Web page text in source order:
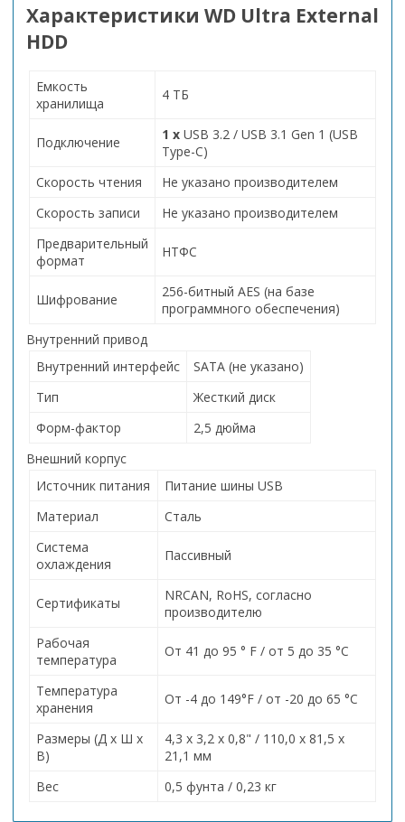
Характеристики WD Ultra External
HDD
Емкость
хранилища
4 ТБ
Подключение 1 x USB 3.2 / USB 3.1 Gen 1 (USB
Type-C)
Скорость чтения
Не указано производителем
Скорость записи
Не указано производителем
Предварительный
формат
НТФС
Шифрование
256-битный AES (на базе
программного обеспечения)
Внутренний привод
Внутренний интерфейс
SATA (не указано)
Тип
Жесткий диск
Форм-фактор
2,5 дюйма
Внешний корпус
Источник питания
Питание шины USB
Материал
Сталь
Система
охлаждения
Пассивный
Сертификаты
NRCAN, RoHS, согласно
производителю
Рабочая
температура
От 41 до 95 ° F / от 5 до 35 °C
Температура
хранения
От -4 до 149°F / от -20 до 65 °C
Размеры (Д x Ш x
В)
4,3 x 3,2 x 0,8" / 110,0 x 81,5 x
21,1 мм
Вес
0,5 фунта / 0,23 кг